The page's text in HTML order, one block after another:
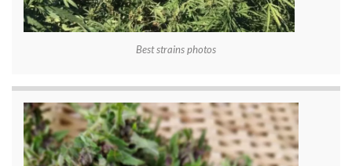
Best strains photos